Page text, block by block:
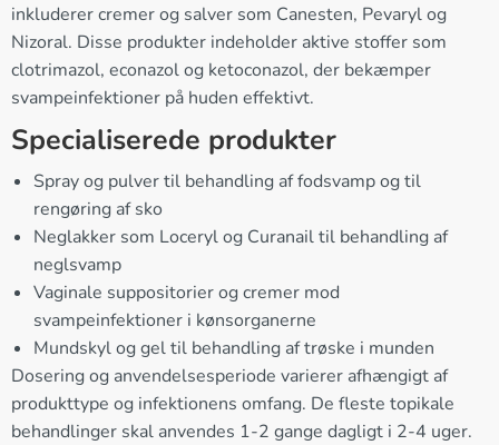
inkluderer cremer og salver som Canesten, Pevaryl og
Nizoral. Disse produkter indeholder aktive stoffer som
clotrimazol, econazol og ketoconazol, der bekæmper
svampeinfektioner på huden effektivt.
Specialiserede produkter
Spray og pulver til behandling af fodsvamp og til
rengøring af sko
Neglakker som Loceryl og Curanail til behandling af
neglsvamp
Vaginale suppositorier og cremer mod
svampeinfektioner i kønsorganerne
Mundskyl og gel til behandling af trøske i munden
Dosering og anvendelsesperiode varierer afhængigt af
produkttype og infektionens omfang. De fleste topikale
behandlinger skal anvendes 1-2 gange dagligt i 2-4 uger.